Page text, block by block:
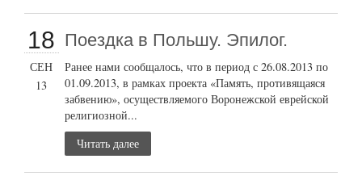
18
СЕН
13
Поездка в Польшу. Эпилог.
Ранее нами сообщалось, что в период с 26.08.2013 по
01.09.2013, в рамках проекта «Память, противящаяся
забвению», осуществляемого Воронежской еврейской
религиозной...
Читать далее